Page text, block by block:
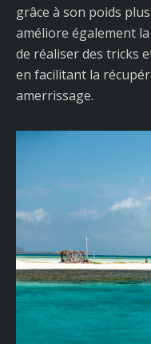
grâce à son poids
améliore également
de réaliser des tricks
en facilitant la
amerrissage.